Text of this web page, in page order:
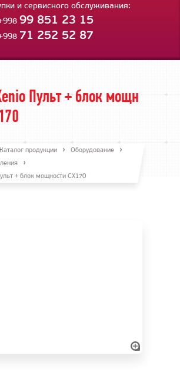
и сервисного обслуживания:
99 851 23 15
71 252 52 87
Пульт + блок мощн
Каталог продукции
Оборудование
+ блок мощности CX170